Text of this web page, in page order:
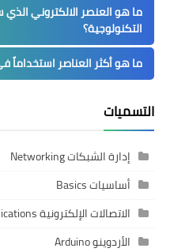
ما هو العنصر الالكتروني
التكنولوجية؟
ما هو أكثر العناصر استخداماً
التسميات
إدارة الشبكات Networking
أساسيات Basics
الاتصالات الإلكترونية Electronic Communications
الأردوينو Arduino